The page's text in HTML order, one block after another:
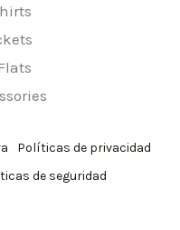
Políticas de privacidad
de seguridad